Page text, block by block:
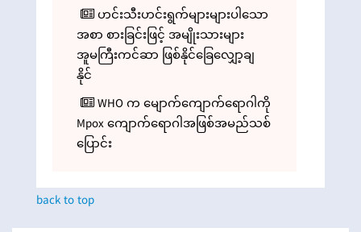
ဟင်းသီးဟင်းရွက်များများပါသော
အစာ စားခြင်းဖြင့် အမျိုးသားများ
အူမကြီးကင်ဆာ ဖြစ်နိုင်ခြေလျှော့ချ
နိုင်
WHO က မျောက်ကျောက်ရောဂါကို
Mpox ကျောက်ရောဂါအဖြစ်အမည်သစ်
ပြောင်း
back to top